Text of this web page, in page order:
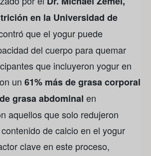
en la Universidad de
que el yogur puede
del cuerpo para quemar
que incluyeron yogur en
un 61% más de grasa corporal
grasa abdominal en
aquellos que solo redujeron
de calcio en el yogur
clave en este proceso,